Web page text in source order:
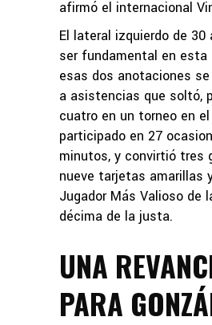
afirmó el internacional
El lateral izquierdo de 30
ser fundamental en esta
esas dos anotaciones
a asistencias que soltó,
cuatro en un torneo en
participado en 27
minutos, y convirtió tres
nueve tarjetas amarillas
Jugador Más Valioso de
décima de la justa.
UNA
PARA